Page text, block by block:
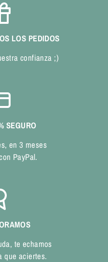
LOS PEDIDOS
confianza ;)
SEGURO
en 3 meses
PayPal.
te echamos
que aciertes.